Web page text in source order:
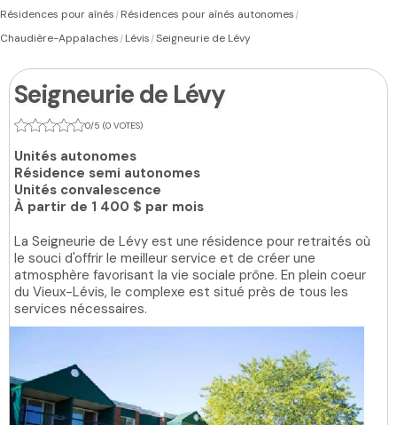
Résidences pour aînés|Résidences pour aînés autonomes|
Chaudière-Appalaches|Lévis|Seigneurie de Lévy
Seigneurie de Lévy
0/5 (0 VOTES)
Unités autonomes
Résidence semi autonomes
Unités convalescence
À partir de 1 400 $ par mois
La Seigneurie de Lévy est une résidence pour retraités où
le souci d'offrir le meilleur service et de créer une
atmosphère favorisant la vie sociale prône. En plein coeur
du Vieux-Lévis, le complexe est situé près de tous les
services nécessaires.